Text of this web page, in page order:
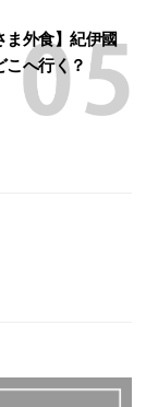
ま外食】紀伊國
こへ行く？